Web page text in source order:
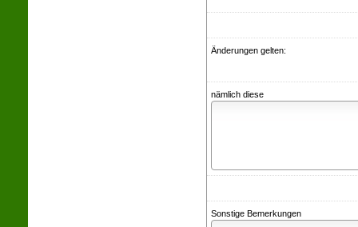
Änderungen gelten:
nämlich diese
Sonstige Bemerkungen